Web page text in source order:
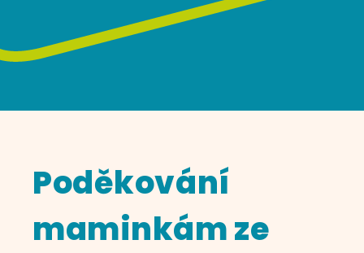
Poděkování
maminkám ze